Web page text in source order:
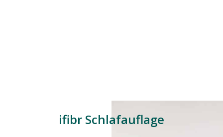
ifibr Schlafauflage